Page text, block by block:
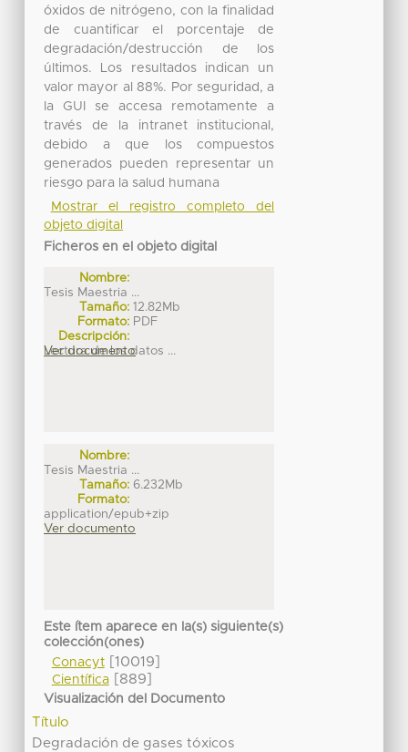
óxidos de nitrógeno, con la finalidad
de cuantificar el porcentaje de
degradación/destrucción de los
últimos. Los resultados indican un
valor mayor al 88%. Por seguridad, a
la GUI se accesa remotamente a
través de la intranet institucional,
debido a que los compuestos
generados pueden representar un
riesgo para la salud humana
Mostrar el registro completo del
objeto digital
Ficheros en el objeto digital
Nombre:
Tesis Maestria ...
Tamaño: 12.82Mb
Formato: PDF
Descripción:
Lectura de los datos ...
Ver documento
Nombre:
Tesis Maestria ...
Tamaño: 6.232Mb
Formato:
application/epub+zip
Ver documento
Este ítem aparece en la(s) siguiente(s)
colección(ones)
Conacyt[10019]
Científica[889]
Visualización del Documento
Título
Degradación de gases tóxicos